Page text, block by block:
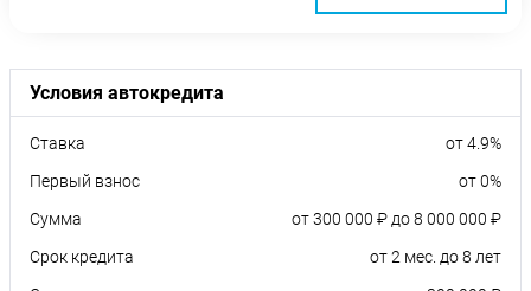
Условия автокредита
Ставка
от 4.9%
Первый взнос
от 0%
Сумма
от 300 000 ₽ до 8 000 000 ₽
Срок кредита
от 2 мес. до 8 лет